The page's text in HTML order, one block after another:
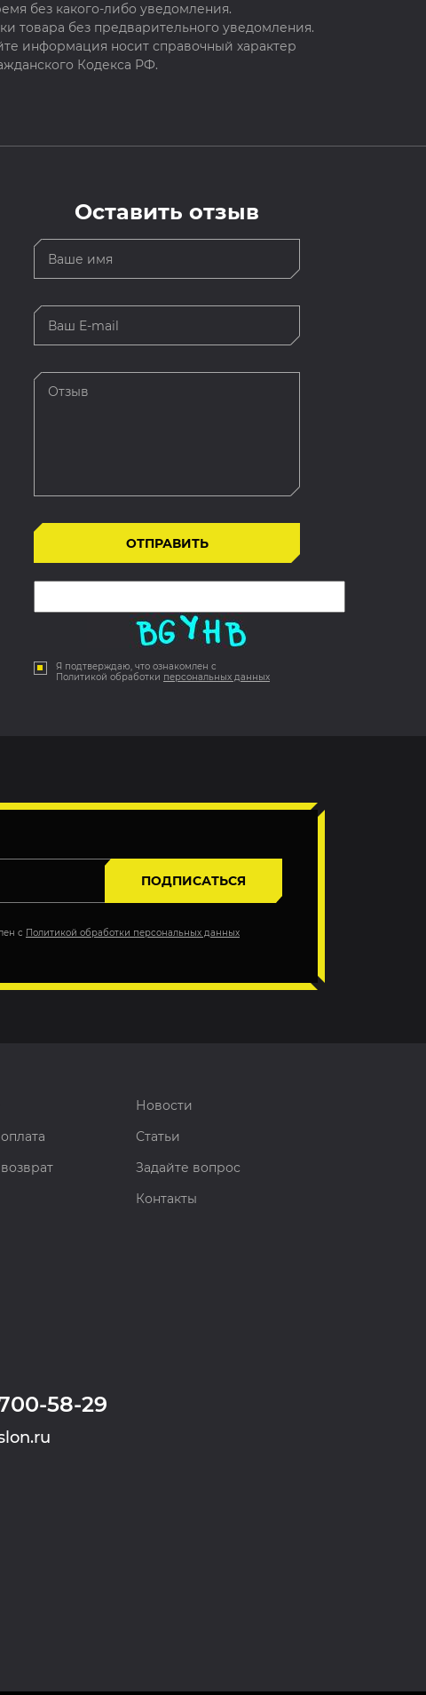
без какого-либо уведомления.
товара без предварительного уведомления.
информация носит справочный характер
Кодекса РФ.
Оставить отзыв
Я подтверждаю, что ознакомлен с
Политикой обработки персональных данных
ПОДПИСАТЬСЯ
с Политикой обработки персональных данных
Новости
Статьи
Задайте вопрос
Контакты
58-29